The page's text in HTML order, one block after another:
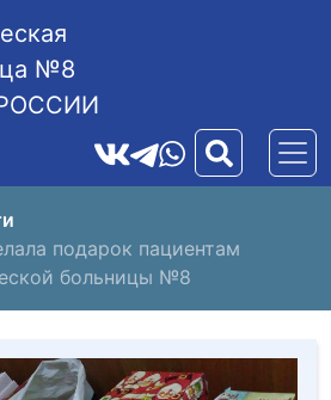
№8
подарок пациентам
больницы №8